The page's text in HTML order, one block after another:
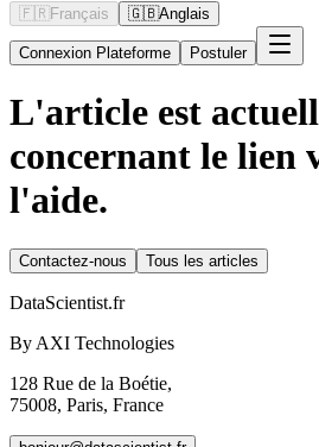
🇫🇷 Français 🇬🇧Anglais
Connexion Plateforme Postuler
L'article est
concernant le lien
l'aide.
Contactez-nous Tous les articles
DataScientist.fr
By AXI Technologies
128 Rue de la Boétie,
75008, Paris, France